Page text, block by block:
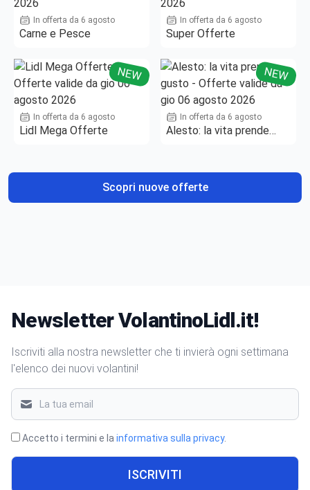
In offerta da 6 agosto
Carne e Pesce
In offerta da 6 agosto
Super Offerte
NEW
In offerta da 6 agosto
Lidl Mega Offerte
NEW
In offerta da 6 agosto
Alesto: la vita prende
Scopri nuove offerte
Newsletter VolantinoLidl.it!
Iscriviti alla nostra newsletter che ti invierà ogni settimana
l'elenco dei nuovi volantini!
Accetto i termini e lainformativa sulla privacy.
ISCRIVITI